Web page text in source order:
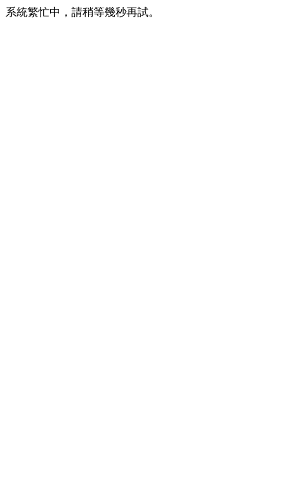
系統繁忙中，請稍等幾秒再試。